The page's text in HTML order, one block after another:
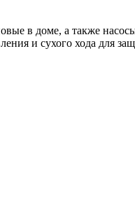
в доме, а также
и сухого хода для